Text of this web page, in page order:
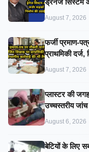
ड्रेनेज सिस्टम
August 7, 2026
फर्जी प्रमाण-
प्राथमिकी दर्ज,
August 7, 2026
प्लास्टर की
उच्चस्तरीय जांच
August 6, 2026
बेटियों के लिए